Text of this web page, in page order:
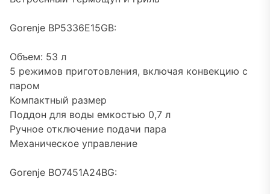
Gorenje BP5336E15GB:
Объем: 53 л
5 режимов приготовления, включая конвекцию с
паром
Компактный размер
Поддон для воды емкостью 0,7 л
Ручное отключение подачи пара
Механическое управление
Gorenje BO7451A24BG: